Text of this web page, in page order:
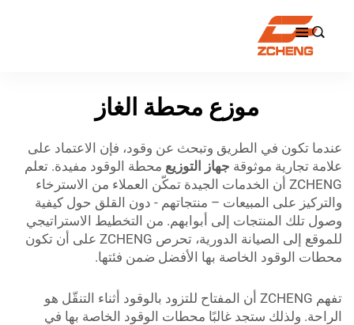

موزع محطة الغاز
عندما تكون في الطريق وتبحث عن وقود، فإن الاعتماد على
علامة تجارية موثوقة جهاز التوزيع محطة الوقود مفيدة. تعلم
ZCHENG أن الخدمات الجيدة تمكّن العملاء من الاسترخاء
والتركيز على المبيعات – منتجاتهم - دون القلق حول كيفية
وصول تلك المنتجات إلى أبوابهم. من التخطيط الاستراتيجي
للموقع إلى الصيانة الدورية، تحرص ZCHENG على أن تكون
محطات الوقود الخاصة بها الأفضل ضمن فئتها.
تفهم ZCHENG أن المفتاح للتزود بالوقود أثناء التنقّل هو
الراحة. ولذلك ستجد غالبًا محطات الوقود الخاصة بها في